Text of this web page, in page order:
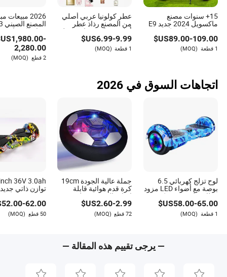
المستحسن توضيح شروط الدعم، وأوقات الاستجابة،
واللوجستيات لقطع الغيار قبل إتمام الشراء.
15+ سنوات مصنع
ماكسويل 2024 جديد E9
برو M365 إي سكوتر
كهربائي محمول صغير
قابل للطي للبالغين
US$89.00-109.00
1 قطعة (MOQ)
عطر كولونيا عربي أصلي
من المصنع رذاذ عطر
أعلى 1 علامة تجارية عطر
كولونيا مع إيصال عطور
صغيرة 1-4 أيام التوصيل
US$6.99-9.99
1 قطعة (MOQ)
2026
سيارة
US$1,980.00-
2,280.00
2 قطع (MOQ)
اتجاهات السوق في 2026
لوح تزلج كهربائي 6.5
بوصة مع أضواء LED مزود
ببطارية ليثيوم 2 سكوتر
ذاتي التوازن للأطفال
US$58.00-65.00
1 قطعة (MOQ)
جملة عالية الجودة 19cm
كرة قدم هوائية قابلة
لإعادة الشحن تعمل
بالبطارية الليثيوم
US$2.60-2.99
72 قطع (MOQ)
توازن ذاتي جديد
52.00-62.00
50 قطع (MOQ)
— يرجى تقييم هذه المقالة —